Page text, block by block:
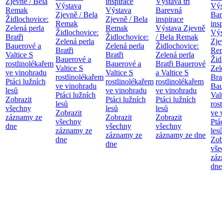
Remak
Židlochovice:
Zelená perla
Bratři
Bauerové a
Valtice S
rostlinolékařem
ve vinohradu
Ptáci lužních
lesů
Zobrazit
všechny
záznamy ze
dne
Výstava
Zjevně / Bela
Remak
Židlochovice:
Zelená perla
Bratři
Bauerové a
Valtice S
rostlinolékařem
ve vinohradu
Ptáci lužních
lesů
Zobrazit
všechny
záznamy ze
dne
Výstava
Zjevně / Bela
Remak
Židlochovice:
Zelená perla
Bratři
Bauerové a
Valtice S
rostlinolékařem
ve vinohradu
Ptáci lužních
lesů
Zobrazit
všechny
záznamy ze
dne
Barevná
inspirace
Výstava Zjevně
/ Bela Remak
Židlochovice:
Zelená perla
Bratři Bauerové
a Valtice S
rostlinolékařem
ve vinohradu
Ptáci lužních
lesů
Zobrazit
všechny
záznamy ze dne
ve
dne